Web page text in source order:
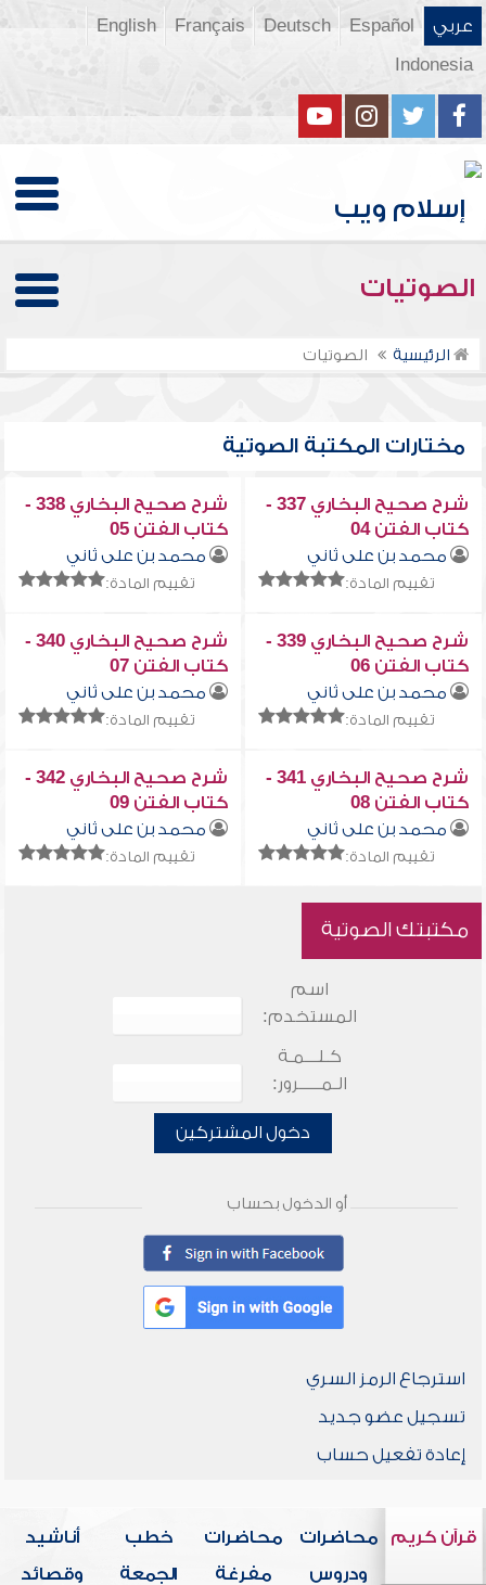
عربي Español
Deutsch
Français
English
Indonesia
الصوتيات
الرئيسية الصوتيات
مختارات المكتبة الصوتية
شرح صحيح البخاري 337 -
كتاب الفتن 04
محمد بن على ثاني
تقييم المادة:
شرح صحيح البخاري 338 -
كتاب الفتن 05
محمد بن على ثاني
تقييم المادة:
شرح صحيح البخاري 339 -
كتاب الفتن 06
محمد بن على ثاني
تقييم المادة:
شرح صحيح البخاري 340 -
كتاب الفتن 07
محمد بن على ثاني
تقييم المادة:
شرح صحيح البخاري 341 -
كتاب الفتن 08
محمد بن على ثاني
تقييم المادة:
شرح صحيح البخاري 342 -
كتاب الفتن 09
محمد بن على ثاني
تقييم المادة:
مكتبتك الصوتية
اسم
المستخدم:
كـلـــمـة
الـمـــــرور:
دخول المشتركين
أو الدخول بحساب
استرجاع الرمز السري
تسجيل عضو جديد
إعادة تفعيل حساب
قرآن كريم
محاضرات
ودروس
محاضرات
مفرغة
خطب
الجمعة
أناشيد
وقصائد